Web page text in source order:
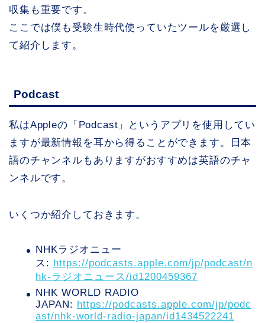
収集も重要です。
ここでは僕も受験生時代使っていたツールを厳選し
て紹介します。
Podcast
私はAppleの「Podcast」というアプリを使用してい
ますが最新情報を耳から得ることができます。日本
語のチャンネルもありますがおすすめは英語のチャ
ンネルです。
いくつか紹介しておきます。
NHKラジオニュー
ス: https://podcasts.apple.com/jp/podcast/n
hk-ラジオニュース/id1200459367
NHK WORLD RADIO
JAPAN: https://podcasts.apple.com/jp/podc
ast/nhk-world-radio-japan/id1434522241